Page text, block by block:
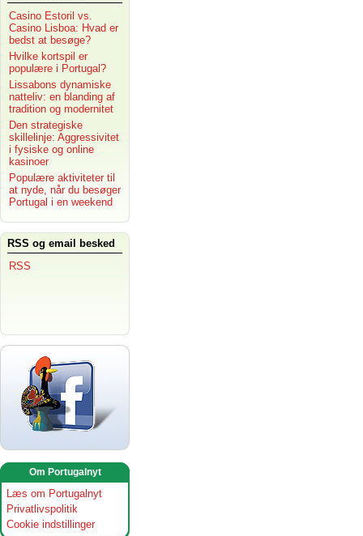
Casino Estoril vs.
Casino Lisboa: Hvad er
bedst at besøge?
Hvilke kortspil er
populære i Portugal?
Lissabons dynamiske
natteliv: en blanding af
tradition og modernitet
Den strategiske
skillelinje: Aggressivitet
i fysiske og online
kasinoer
Populære aktiviteter til
at nyde, når du besøger
Portugal i en weekend
RSS og email besked
RSS
Om Portugalnyt
Læs om Portugalnyt
Privatlivspolitik
Cookie indstillinger